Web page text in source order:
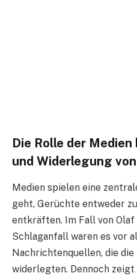
Die Rolle der
und Widerlegung
Medien spielen eine
geht, Gerüchte entweder
entkräften. Im Fall von Olaf
Schlaganfall waren es vor
Nachrichtenquellen, die
widerlegten. Dennoch